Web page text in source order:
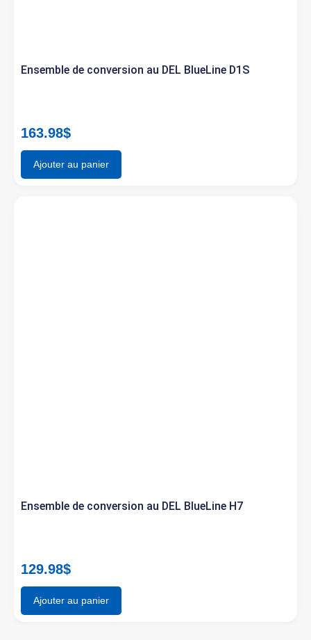
Ensemble de conversion au DEL BlueLine D1S
163.98$
Ajouter au panier
Ensemble de conversion au DEL BlueLine H7
129.98$
Ajouter au panier